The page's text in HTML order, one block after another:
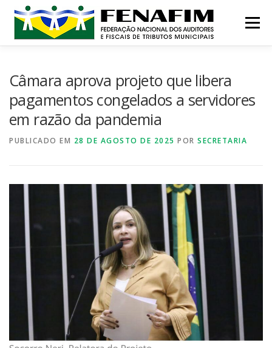
para
conteúdo
Menu
CONTATO INSTITUCIONAL
Câmara aprova projeto que libera
pagamentos congelados a servidores
em razão da pandemia
PUBLICADO EM 28 DE AGOSTO DE 2025 POR SECRETARIA